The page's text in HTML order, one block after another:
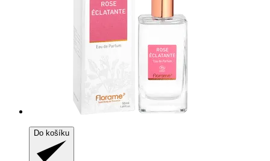
Do košíku